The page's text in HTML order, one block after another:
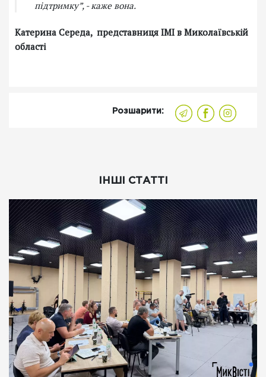
підтримку”, - каже вона.
Катерина Середа, представниця ІМІ в Миколаївській
області
Розшарити:
ІНШІ СТАТТІ